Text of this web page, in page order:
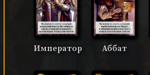
Вы получаете золото за каждый
дворянский квартал. Вы забираете
корону у владельца и передаете
другому игроку за карту или золотой.
Император
Вы получаете золото за каждый
церковный квартал. Игрок с
наибольшим количеством золота
должен дать вам один золотой.
Аббат